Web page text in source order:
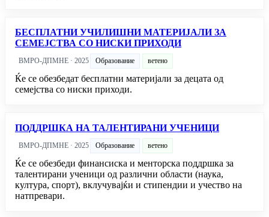
БЕСПЛАТНИ УЧИЛИШНИ МАТЕРИЈАЛИ ЗА
СЕМЕЈСТВА СО НИСКИ ПРИХОДИ
ВМРО-ДПМНЕ · 2025 Образование ветено
Ќе се обезбедат бесплатни материјали за децата од
семејства со ниски приходи.
ПОДДРШКА НА ТАЛЕНТИРАНИ УЧЕНИЦИ
ВМРО-ДПМНЕ · 2025 Образование ветено
Ќе се обезбеди финансиска и менторска поддршка за
талентирани ученици од различни области (наука,
култура, спорт), вклучувајќи и стипендии и учество на
натпревари.